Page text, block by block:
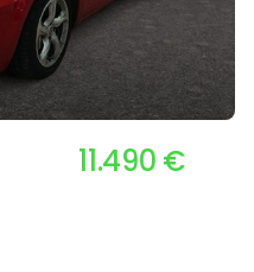
11.490 €